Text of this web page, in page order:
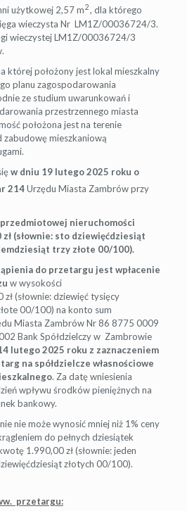
użytkowej 2,57 m2, dla którego
wieczysta Nr LM1Z/00036724/3.
wieczystej LM1Z/00036724/3
której położony jest lokal mieszkalny
planu zagospodarowania
ze studium uwarunkowań i
przestrzennego miasta
położona jest na terenie
zabudowę mieszkaniową
w dniu 19 lutego 2025 roku o
214Urzędu Miasta Zambrów przy
przedmiotowej nieruchomości
(słownie: sto dziewięćdziesiąt
trzy złote 00/100).
do przetargu jest wpłacenie
w wysokości
dziewięć tysięcy
00/100) na konto sum
Miasta Zambrów Nr 86 8775 0009
Bank Spółdzielczy w Zambrowie
lutego 2025 roku z zaznaczeniem
na spółdzielcze własnościowe
. Za datę wniesienia
wpływu środków pieniężnych na
bankowy.
nie może wynosić mniej niż 1% ceny
do pełnych dziesiątek
1.990,00 zł (słownie: jeden
złotych 00/100).
przetargu: